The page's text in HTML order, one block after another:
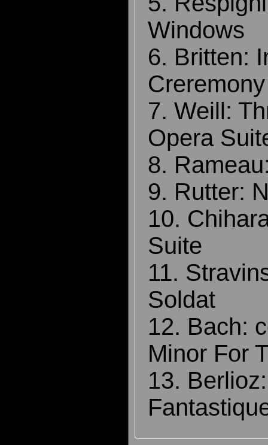
Windows
6. Britten:
7. Weill:
Opera
8.
9. Rutter:
10.
Suite
11.
Soldat
12. Bach:
Minor For
13.